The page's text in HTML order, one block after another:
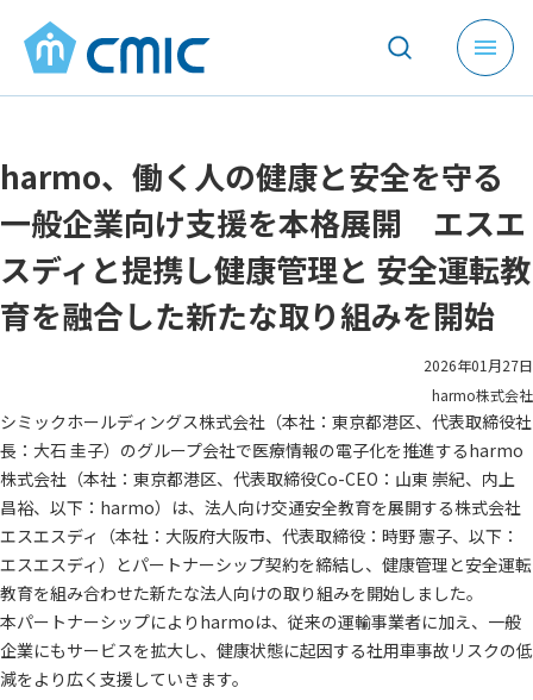
メ
ニ
を
開
く
harmo、働く人の健康と安全を守る
一般企業向け支援を本格展開 エスエ
スディと提携し健康管理と 安全運転教
育を融合した新たな取り組みを開始
2026年01月27日
harmo株式会社
シミックホールディングス株式会社（本社：東京都港区、代表取締役社
長：大石 圭子）のグループ会社で医療情報の電子化を推進するharmo
株式会社（本社：東京都港区、代表取締役Co-CEO：山東 崇紀、内上
昌裕、以下：harmo）は、法人向け交通安全教育を展開する株式会社
エスエスディ（本社：大阪府大阪市、代表取締役：時野 憲子、以下：
エスエスディ）とパートナーシップ契約を締結し、健康管理と安全運転
教育を組み合わせた新たな法人向けの取り組みを開始しました。
本パートナーシップによりharmoは、従来の運輸事業者に加え、一般
企業にもサービスを拡大し、健康状態に起因する社用車事故リスクの低
減をより広く支援していきます。